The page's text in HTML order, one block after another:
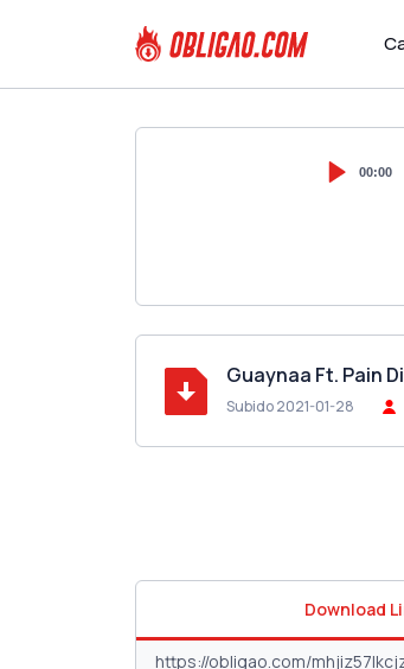
00:00
Guaynaa Ft. Pain
Subido 2021-01-28
Download